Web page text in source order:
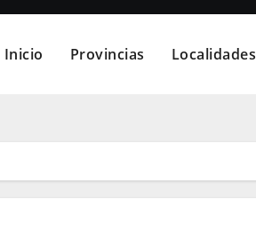
Inicio Provincias Localidades